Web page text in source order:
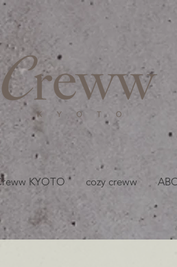
KYOTO cozy creww